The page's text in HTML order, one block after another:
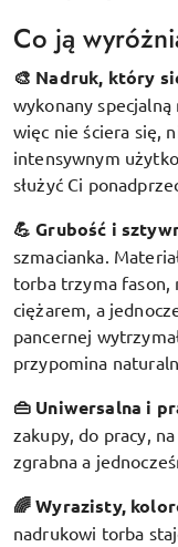
Co ją
🎨 Nadruk, który
wykonany
więc nie ściera się,
intensywnym
służyć Ci
💪 Grubość i
szmacianka.
torba trzyma fason,
ciężarem, a
pancernej
przypomina
👜 Uniwersalna i
zakupy, do pracy,
zgrabna a
🌈 Wyrazisty,
nadrukowi torba